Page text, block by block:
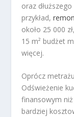
oraz
przykład,
około 25 000
15 m² budżet
więcej.
Oprócz
Odświeżenie
finansowym
bardziej